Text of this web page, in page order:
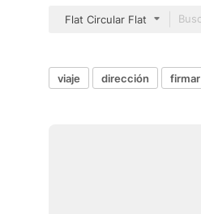
Flat Circular Flat
viaje dirección firmar